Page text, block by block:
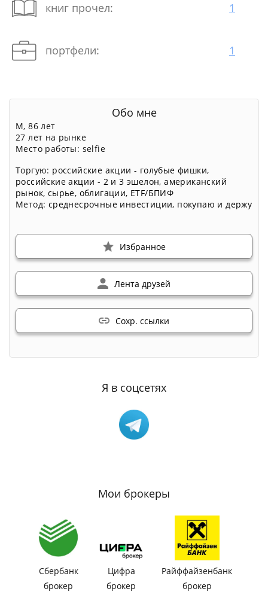
книг прочел: 1
портфели: 1
Обо мне
М, 86 лет
27 лет на рынке
Место работы: selfie
Торгую: российские акции - голубые фишки,
российские акции - 2 и 3 эшелон,американский
рынок, сырье, облигации, ETF/БПИФ
Метод: среднесрочные инвестиции, покупаю и держу
Избранное
Лента друзей
Сохр. ссылки
Я в соцсетях
Мои брокеры
Сбербанк
брокер
Цифра
брокер
Райффайзенбанк
брокер